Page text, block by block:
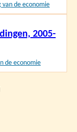
van de economie
2005-
de economie